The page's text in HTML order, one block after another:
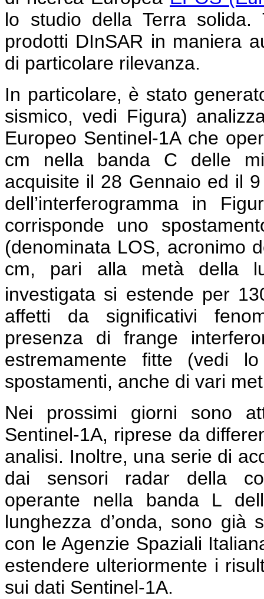
lo studio della Terra solida.
prodotti DInSAR in maniera
di particolare rilevanza.
In particolare, è stato
sismico, vedi Figura)
Europeo Sentinel-1A che
cm nella banda C delle
acquisite il 28 Gennaio ed il
dell’interferogramma in
corrisponde uno
(denominata LOS, acronimo
cm, pari alla metà della
investigata si estende per
affetti da significativi
presenza di frange
estremamente fitte (vedi
spostamenti, anche di vari
Nei prossimi giorni sono
Sentinel-1A, riprese da
analisi. Inoltre, una serie di
dai sensori radar della
operante nella banda L
lunghezza d’onda, sono già
con le Agenzie Spaziali
estendere ulteriormente i
sui dati Sentinel-1A.